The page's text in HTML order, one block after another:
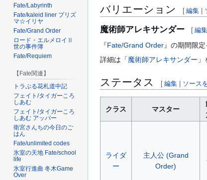
バリエーション [ 編集 |
魔術師アレキサンダー [ 編集
『Fate/Grand Order』の期間限
詳細は「魔術師アレキサンダー 」
ステータス [ 編集 ソース
クラス マスター
ライダ
ー
主人公 (Grand
Order)
Fate/Labyrinth
Fate/kaleid liner プリズ
マ☆イリヤ
Fate/Grand Order
ロード・エルメロイⅡ
世の事件簿
Fate/Requiem
【Fate関連】
トラぶる花札道中記
フェイト/タイガーころ
しあむ
フェイト/タイガーころ
しあむ アッパー
衛宮さんちの今日のご
はん
Fate/unlimited codes
氷室の天地 Fate/school
life
氷室行進曲 冬木Game
Over